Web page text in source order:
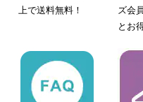
上で送料無料！
ズ会
とお